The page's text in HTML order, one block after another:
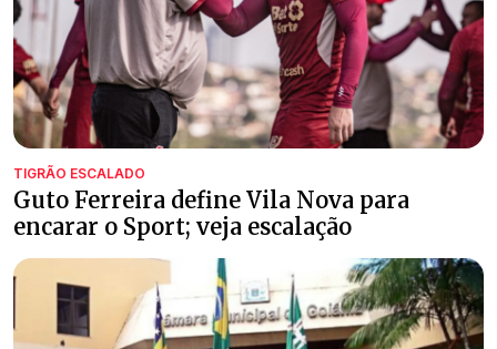
TIGRÃO ESCALADO
Guto Ferreira define Vila Nova para
encarar o Sport; veja escalação